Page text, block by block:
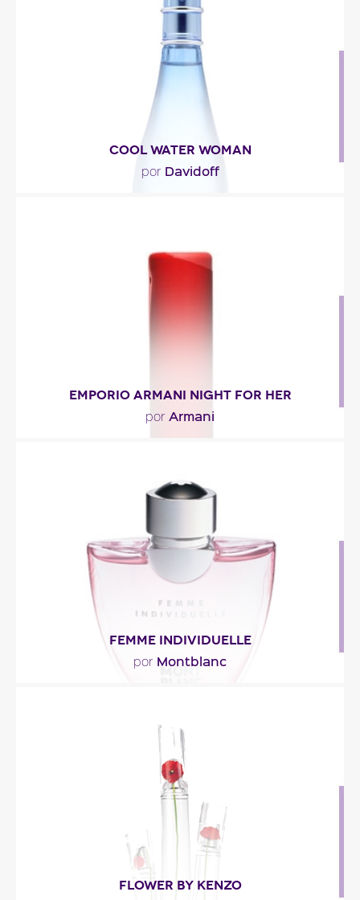
COOL WATER WOMAN
por Davidoff
Descripción del perfume
EMPORIO ARMANI NIGHT FOR HER
por Armani
peonía y del iris con la fuerza de la mirra y del..."
Descripción del perfume
FEMME INDIVIDUELLE
por Montblanc
Almairac (Robertet) concibió un perfume muy..."
Descripción del perfume
FLOWER BY KENZO